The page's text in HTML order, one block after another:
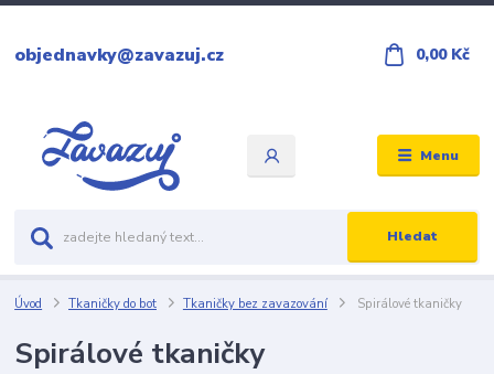
Menu
Hledat
objednavky@zavazuj.cz 0,00 Kč
Úvod Tkaničky do bot Tkaničky bez zavazování Spirálové tkaničky
Spirálové tkaničky